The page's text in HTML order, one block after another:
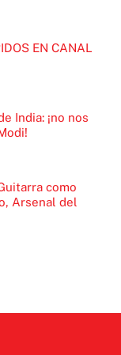
EN CANAL
India: ¡no nos
como
Arsenal del